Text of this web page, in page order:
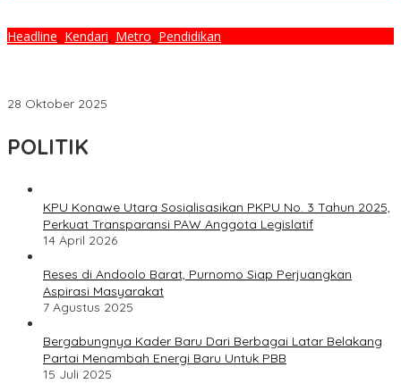
Headline, Kendari, Metro, Pendidikan
28 Oktober 2025
POLITIK
KPU Konawe Utara Sosialisasikan PKPU No. 3 Tahun 2025,
Perkuat Transparansi PAW Anggota Legislatif
14 April 2026
Reses di Andoolo Barat, Purnomo Siap Perjuangkan
Aspirasi Masyarakat
7 Agustus 2025
Bergabungnya Kader Baru Dari Berbagai Latar Belakang
Partai Menambah Energi Baru Untuk PBB
15 Juli 2025